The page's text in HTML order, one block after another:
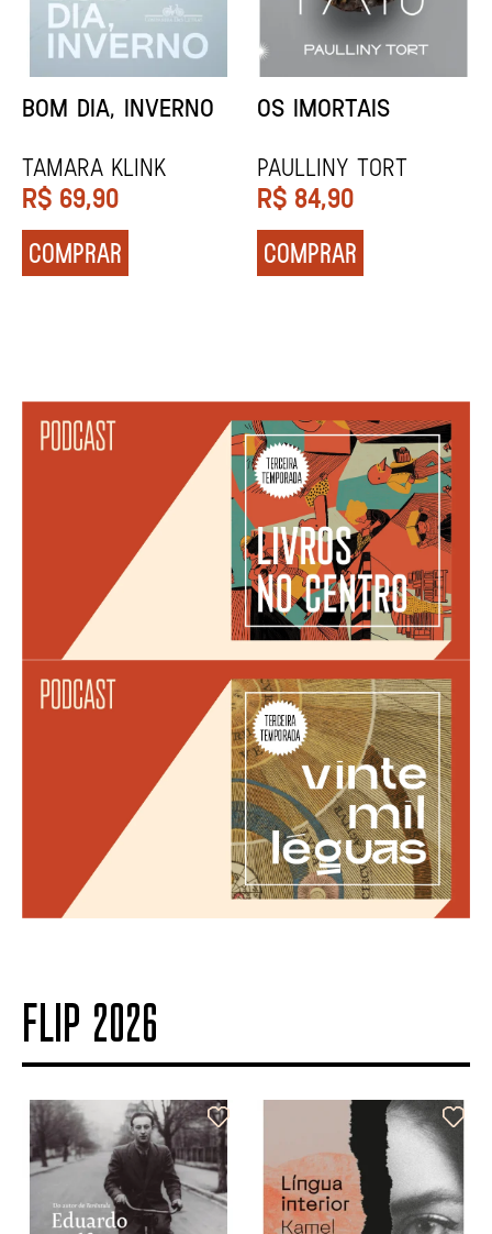
ORIXÁS
REGINALDO PRANDI
R$ 79,90
COMPRAR
ORAÇÃO PARA
Socorro Acioli
R$ 74,90
COMPRAR
FLIP 2026